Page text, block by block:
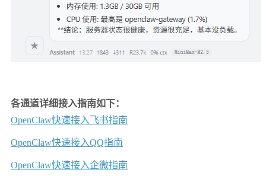
各通道详细接入指南如下：
OpenClaw快速接入飞书指南
OpenClaw快速接入QQ指南
OpenClaw快速接入企微指南